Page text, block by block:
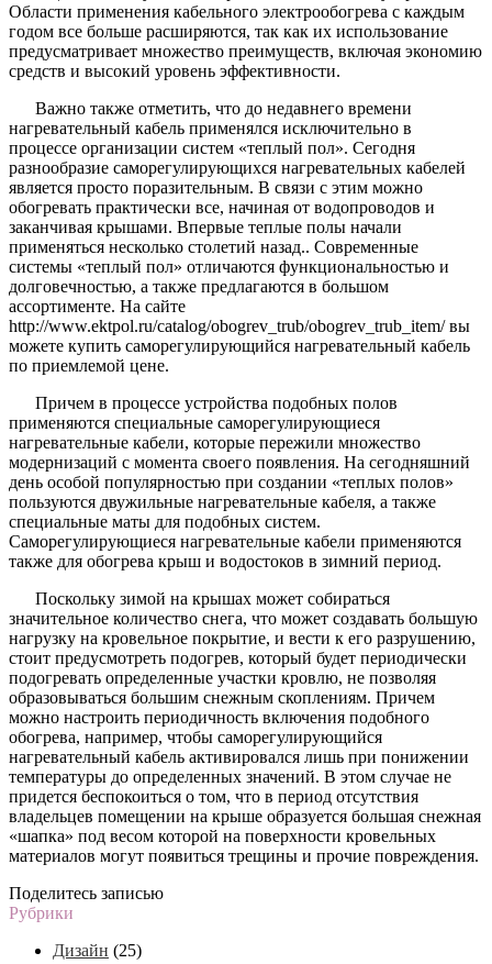
Области применения кабельного электрообогрева с каждым
годом все больше расширяются, так как их использование
предусматривает множество преимуществ, включая экономию
средств и высокий уровень эффективности.
Важно также отметить, что до недавнего времени
нагревательный кабель применялся исключительно в
процессе организации систем «теплый пол». Сегодня
разнообразие саморегулирующихся нагревательных кабелей
является просто поразительным. В связи с этим можно
обогревать практически все, начиная от водопроводов и
заканчивая крышами. Впервые теплые полы начали
применяться несколько столетий назад.. Современные
системы «теплый пол» отличаются функциональностью и
долговечностью, а также предлагаются в большом
ассортименте. На сайте
http://www.ektpol.ru/catalog/obogrev_trub/obogrev_trub_item/ вы
можете купить саморегулирующийся нагревательный кабель
по приемлемой цене.
Причем в процессе устройства подобных полов
применяются специальные саморегулирующиеся
нагревательные кабели, которые пережили множество
модернизаций с момента своего появления. На сегодняшний
день особой популярностью при создании «теплых полов»
пользуются двужильные нагревательные кабеля, а также
специальные маты для подобных систем.
Саморегулирующиеся нагревательные кабели применяются
также для обогрева крыш и водостоков в зимний период.
Поскольку зимой на крышах может собираться
значительное количество снега, что может создавать большую
нагрузку на кровельное покрытие, и вести к его разрушению,
стоит предусмотреть подогрев, который будет периодически
подогревать определенные участки кровлю, не позволяя
образовываться большим снежным скоплениям. Причем
можно настроить периодичность включения подобного
обогрева, например, чтобы саморегулирующийся
нагревательный кабель активировался лишь при понижении
температуры до определенных значений. В этом случае не
придется беспокоиться о том, что в период отсутствия
владельцев помещении на крыше образуется большая снежная
«шапка» под весом которой на поверхности кровельных
материалов могут появиться трещины и прочие повреждения.
Поделитесь записью
Рубрики
Дизайн (25)